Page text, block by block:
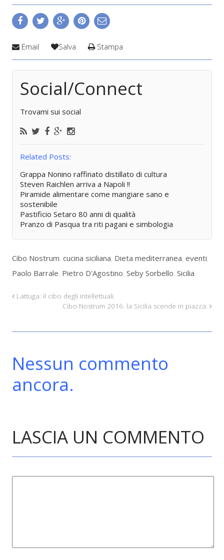
Email Salva Stampa
Social/Connect
Trovami sui social
Related Posts:
Grappa Nonino raffinato distillato di cultura
Steven Raichlen arriva a Napoli !!
Piramide alimentare come mangiare sano e
sostenibile
Pastificio Setaro 80 anni di qualità
Pranzo di Pasqua tra riti pagani e simbologia
Cibo Nostrum,cucina siciliana, Dieta mediterranea,eventi,
Paolo Barrale, Pietro D'Agostino,Seby Sorbello,Sicilia
Lattuga: il cibo degli intellettuali.
Cibo Nostrum 2016: la Sicilia scende in piazza.
Nessun commento
ancora.
LASCIA UN COMMENTO